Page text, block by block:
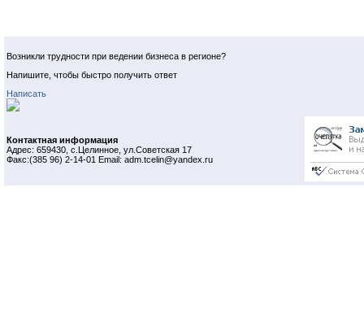
Возникли трудности при ведении бизнеса в регионе?
Напишите, чтобы быстро получить ответ
Написать
Контактная информация
Адрес: 659430, с.Целинное, ул.Советская 17
Факс:(385 96) 2-14-01 Email: adm.tcelin@yandex.ru